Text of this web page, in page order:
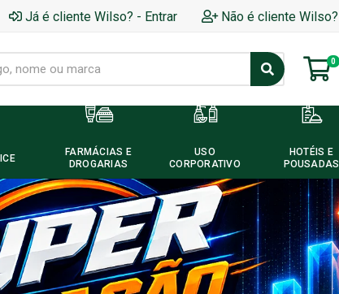
Já é cliente Wilso? - Entrar Não é cliente
0
FARMÁCIAS E
DROGARIAS
USO
CORPORATIVO
HOTÉIS E
POUSADAS